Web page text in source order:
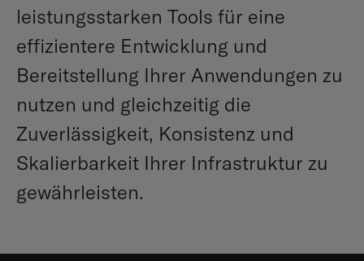
leistungsstarken Tools für eine
effizientere Entwicklung und
Bereitstellung Ihrer Anwendungen zu
nutzen und gleichzeitig die
Zuverlässigkeit, Konsistenz und
Skalierbarkeit Ihrer Infrastruktur zu
gewährleisten.